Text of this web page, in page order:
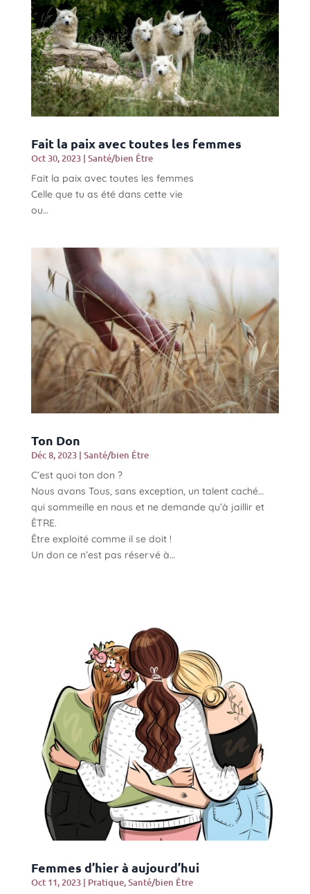
Fait la paix avec toutes les femmes
Oct 30, 2023| Santé/bien Être
Fait la paix avec toutes les femmes
Celle que tu as été dans cette vie
ou…
Ton Don
Déc 8, 2023| Santé/bien Être
C’est quoi ton don ?
Nous avons Tous, sans exception, un talent caché…
qui sommeille en nous et ne demande qu’à jaillir et
ÊTRE.
Être exploité comme il se doit !
Un don ce n’est pas réservé à…
Femmes d’hier à aujourd’hui
Oct 11, 2023| Pratique,Santé/bien Être